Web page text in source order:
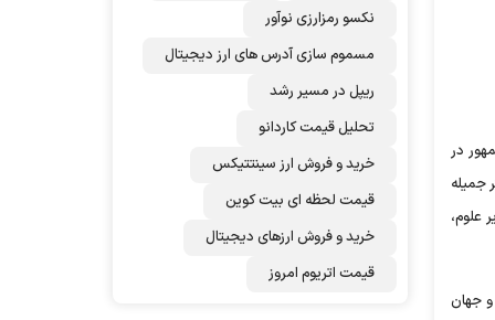
در
جمیله
علوم،
جهان
نکسو رمزارزی نوآور
مسموم سازی آدرس های ارز دیجیتال
ریپل در مسیر رشد
تحلیل قیمت کاردانو
خرید و فروش ارز سینتتیکس
قیمت لحظه ای بیت کوین
خرید و فروش ارزهای دیجیتال
قیمت اتریوم امروز